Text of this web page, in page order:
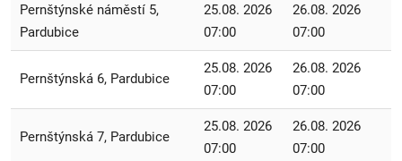
Pernštýnské náměstí 5,
Pardubice
25.08. 2026
07:00
26.08. 2026
07:00
Pernštýnská 6, Pardubice
25.08. 2026
07:00
26.08. 2026
07:00
Pernštýnská 7, Pardubice
25.08. 2026
07:00
26.08. 2026
07:00